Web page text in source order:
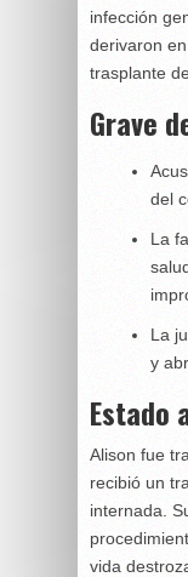
infección
derivaron
trasplante
Grave
del
La
La
y
Estado
Alison fue
recibió un
internada.
vida